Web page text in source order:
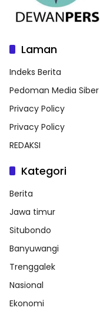
Laman
Indeks Berita
Pedoman Media Siber
Privacy Policy
Privacy Policy
REDAKSI
Kategori
Berita
Jawa timur
Situbondo
Banyuwangi
Trenggalek
Nasional
Ekonomi